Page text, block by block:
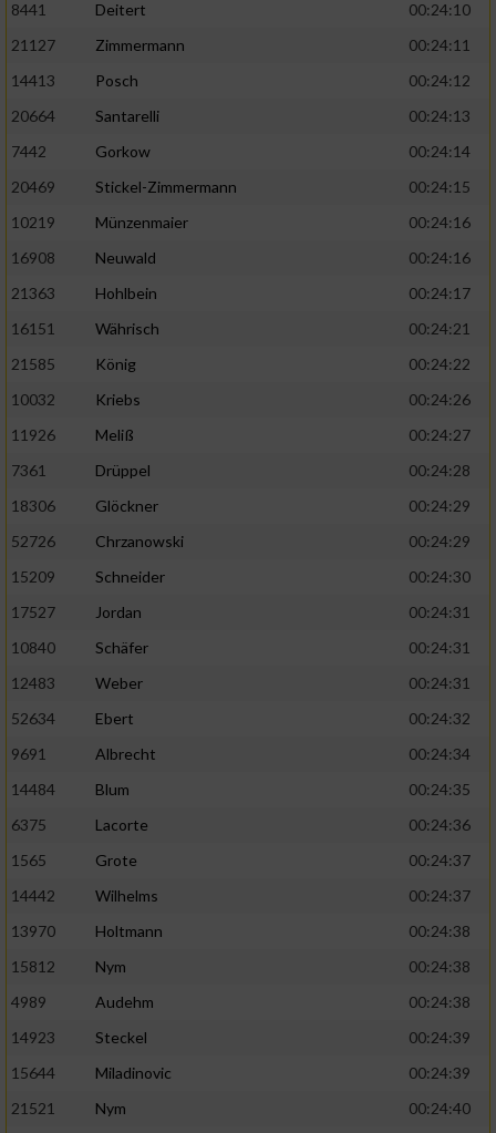
8441 Deitert
00:24:10
21127
Zimmermann
00:24:11
14413
Posch
00:24:12
20664
Santarelli
00:24:13
7442
Gorkow
00:24:14
20469
Stickel-Zimmermann
00:24:15
10219
Münzenmaier
00:24:16
16908
Neuwald
00:24:16
21363
Hohlbein
00:24:17
16151
Währisch
00:24:21
21585
König
00:24:22
10032
Kriebs
00:24:26
11926
Meliß
00:24:27
7361
Drüppel
00:24:28
18306
Glöckner
00:24:29
52726
Chrzanowski
00:24:29
15209
Schneider
00:24:30
17527
Jordan
00:24:31
10840
Schäfer
00:24:31
12483
Weber
00:24:31
52634
Ebert
00:24:32
9691
Albrecht
00:24:34
14484
Blum
00:24:35
6375
Lacorte
00:24:36
1565
Grote
00:24:37
14442
Wilhelms
00:24:37
13970
Holtmann
00:24:38
15812
Nym
00:24:38
4989
Audehm
00:24:38
14923
Steckel
00:24:39
15644
Miladinovic
00:24:39
21521
Nym
00:24:40